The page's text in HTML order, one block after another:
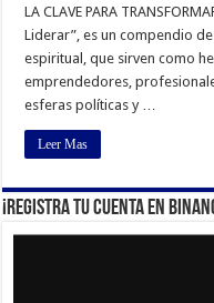
LA CLAVE PARA
Liderar”, es un compendio
espiritual, que sirven como
emprendedores,
esferas políticas y …
Leer Mas
¡Registra tu cuenta en